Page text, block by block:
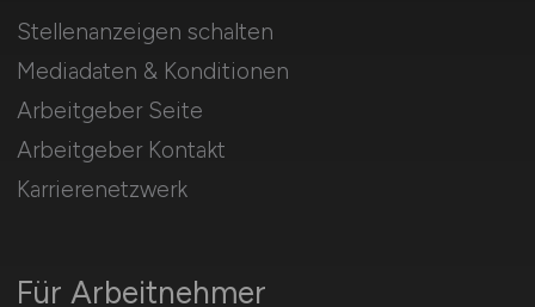
Für Arbeitnehmer
Stellenanzeigen schalten
Mediadaten & Konditionen
Arbeitgeber Seite
Arbeitgeber Kontakt
Karrierenetzwerk